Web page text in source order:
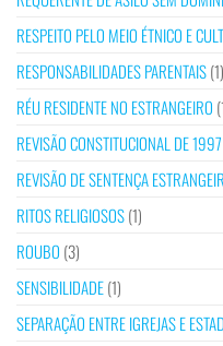
RESPEITO PELO MEIO ÉTNICO E
RESPONSABILIDADES PARENTAIS(1)
RÉU RESIDENTE NO ESTRANGEIRO
REVISÃO CONSTITUCIONAL DE 1997
REVISÃO DE SENTENÇA
RITOS RELIGIOSOS(1)
ROUBO (3)
SENSIBILIDADE(1)
SEPARAÇÃO ENTRE IGREJAS E